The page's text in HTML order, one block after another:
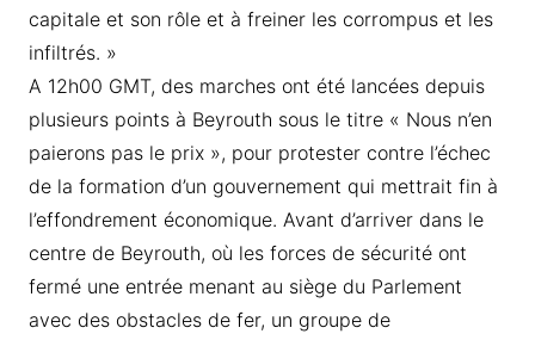
capitale et son rôle et à freiner les corrompus et les
infiltrés. »
A 12h00 GMT, des marches ont été lancées depuis
plusieurs points à Beyrouth sous le titre « Nous n’en
paierons pas le prix », pour protester contre l’échec
de la formation d’un gouvernement qui mettrait fin à
l’effondrement économique. Avant d’arriver dans le
centre de Beyrouth, où les forces de sécurité ont
fermé une entrée menant au siège du Parlement
avec des obstacles de fer, un groupe de